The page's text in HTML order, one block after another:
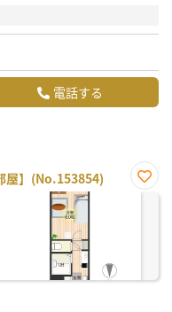
電話する
屋】(No.153854)
お気